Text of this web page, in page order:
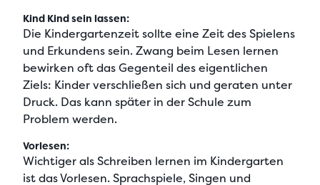
Kind Kind sein lassen:
Die Kindergartenzeit sollte eine Zeit des Spielens
und Erkundens sein. Zwang beim Lesen lernen
bewirken oft das Gegenteil des eigentlichen
Ziels: Kinder verschließen sich und geraten unter
Druck. Das kann später in der Schule zum
Problem werden.
Vorlesen:
Wichtiger als Schreiben lernen im Kindergarten
ist das Vorlesen. Sprachspiele, Singen und